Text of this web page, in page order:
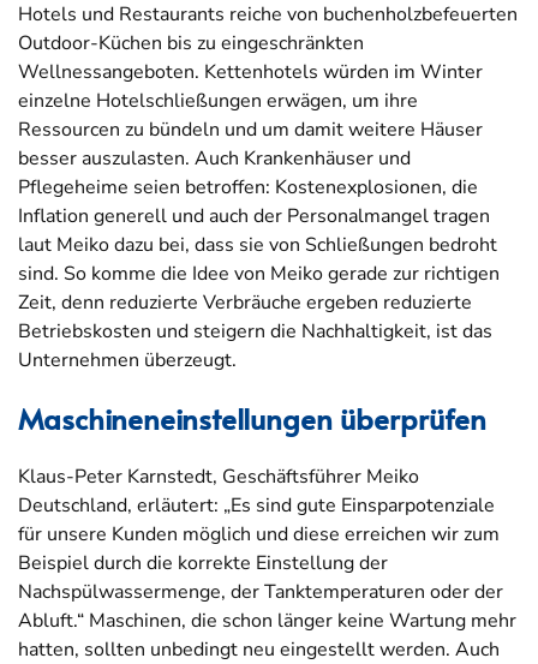
Hotels und Restaurants reiche von buchenholzbefeuerten
Outdoor-Küchen bis zu eingeschränkten
Wellnessangeboten. Kettenhotels würden im Winter
einzelne Hotelschließungen erwägen, um ihre
Ressourcen zu bündeln und um damit weitere Häuser
besser auszulasten. Auch Krankenhäuser und
Pflegeheime seien betroffen: Kostenexplosionen, die
Inflation generell und auch der Personalmangel tragen
laut Meiko dazu bei, dass sie von Schließungen bedroht
sind. So komme die Idee von Meiko gerade zur richtigen
Zeit, denn reduzierte Verbräuche ergeben reduzierte
Betriebskosten und steigern die Nachhaltigkeit, ist das
Unternehmen überzeugt.
Maschineneinstellungen überprüfen
Klaus-Peter Karnstedt, Geschäftsführer Meiko
Deutschland, erläutert: „Es sind gute Einsparpotenziale
für unsere Kunden möglich und diese erreichen wir zum
Beispiel durch die korrekte Einstellung der
Nachspülwassermenge, der Tanktemperaturen oder der
Abluft.“ Maschinen, die schon länger keine Wartung mehr
hatten, sollten unbedingt neu eingestellt werden. Auch